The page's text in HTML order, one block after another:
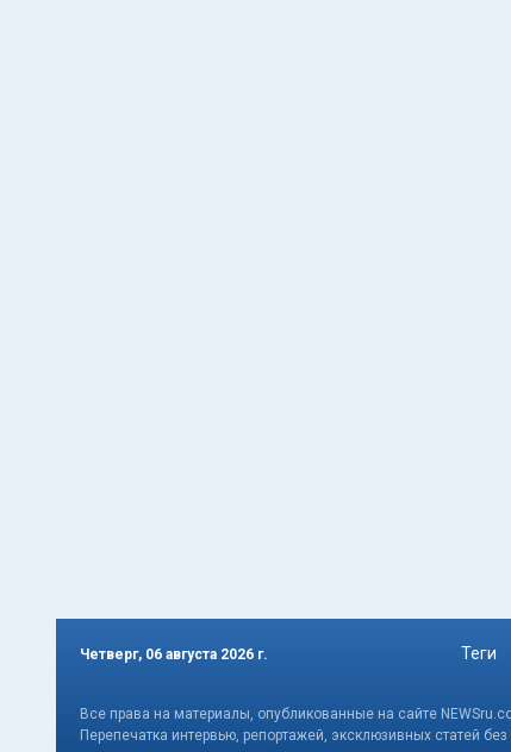
Четверг, 06 августа 2026 г. Теги
Все права на материалы, опубликованные на сайте
Перепечатка интервью, репортажей, эксклюзивных статей